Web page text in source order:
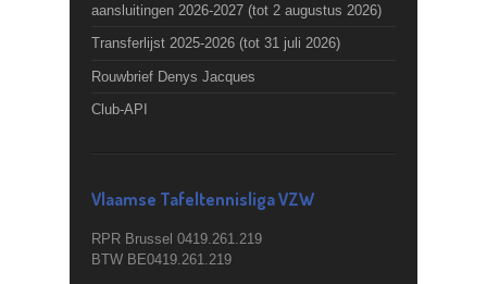
aansluitingen 2026-2027 (tot 2 augustus 2026)
Transferlijst 2025-2026 (tot 31 juli 2026)
Rouwbrief Denys Jacques
Club-API
Vlaamse Tafeltennisliga VZW
RPR Brussel 0419.261.219
BTW BE0419.261.219